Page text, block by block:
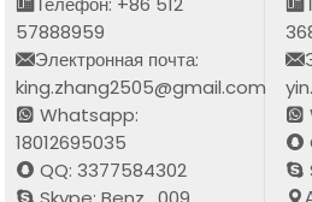
57888959
Электронная почта:
king.zhang2505@gmail.com
Whatsapp:
18012695035
QQ: 3377584302